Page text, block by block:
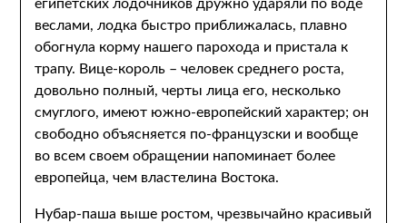
египетских лодочников дружно ударяли по воде
веслами, лодка быстро приближалась, плавно
обогнула корму нашего парохода и пристала к
трапу. Вице-король – человек среднего роста,
довольно полный, черты лица его, несколько
смуглого, имеют южно-европейский характер; он
свободно объясняется по-французски и вообще
во всем своем обращении напоминает более
европейца, чем властелина Востока.
Нубар-паша выше ростом, чрезвычайно красивый